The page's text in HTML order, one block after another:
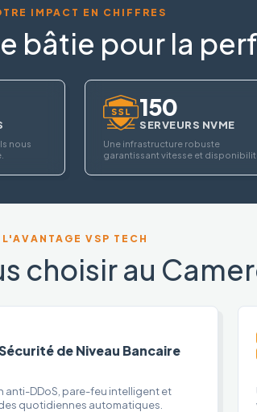
IMPACT EN CHIFFRES
bâtie pour la
nous
150
SERVEURS NVME
Une infrastructure robuste
garantissant vitesse et
L'AVANTAGE VSP TECH
choisir au
de Niveau Bancaire
anti-DDoS, pare-feu intelligent et
quotidiennes automatiques.